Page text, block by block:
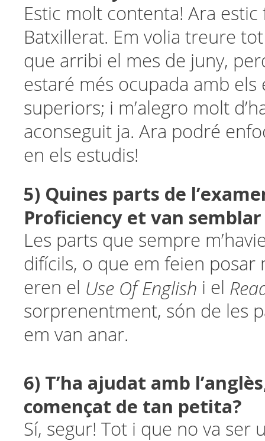
Estic molt contenta! Ara
Batxillerat. Em volia treure tot
que arribi el mes de juny,
estaré més ocupada amb els
superiors; i m’alegro molt
aconseguit ja. Ara podré
en els estudis!
5) Quines parts de
Proficiency et van
Les parts que sempre
difícils, o que em feien posar
eren el Use Of English i el
sorprenentment, són de les
em van anar.
6) T’ha ajudat amb
començat de tan petita?
Sí, segur! Tot i que no va ser